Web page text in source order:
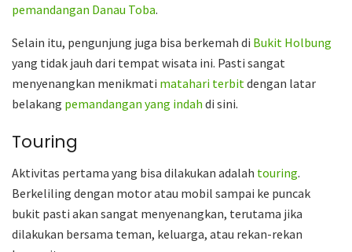
pemandangan Danau Toba.
Selain itu, pengunjung juga bisa berkemah di Bukit Holbung
yang tidak jauh dari tempat wisata ini. Pasti sangat
menyenangkan menikmati matahari terbit dengan latar
belakang pemandangan yang indah di sini.
Touring
Aktivitas pertama yang bisa dilakukan adalah touring.
Berkeliling dengan motor atau mobil sampai ke puncak
bukit pasti akan sangat menyenangkan, terutama jika
dilakukan bersama teman, keluarga, atau rekan-rekan